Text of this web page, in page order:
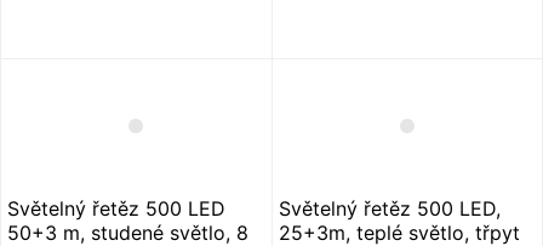
Světelný řetěz 500 LED
50+3 m, studené světlo, 8
Světelný řetěz 500 LED,
25+3m, teplé světlo, třpyt